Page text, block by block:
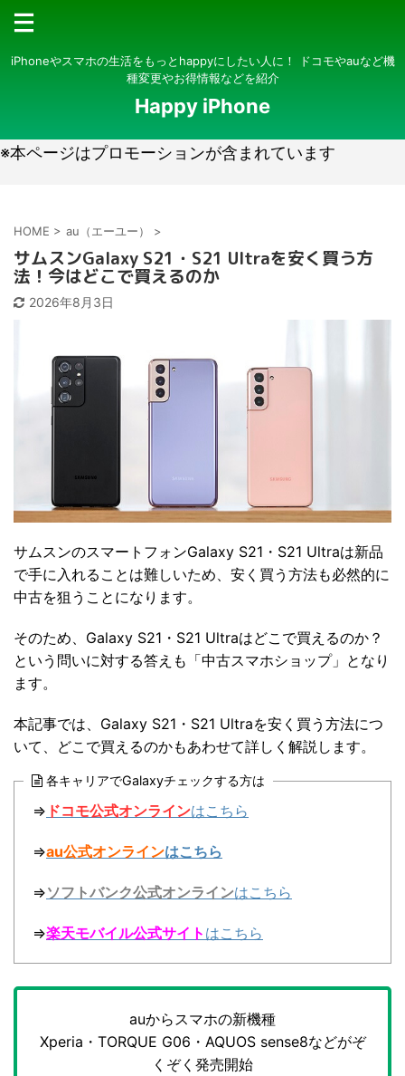
iPhoneやスマホの生活をもっとhappyにしたい人に！ ドコモやauなど機
種変更やお得情報などを紹介
Happy iPhone
※本ページはプロモーションが含まれています
HOME > au（エーユー） >
サムスンGalaxy S21・S21 Ultraを安く買う方
法！今はどこで買えるのか
2026年8月3日
サムスンのスマートフォンGalaxy S21・S21 Ultraは新品
で手に入れることは難しいため、安く買う方法も必然的に
中古を狙うことになります。
そのため、Galaxy S21・S21 Ultraはどこで買えるのか？
という問いに対する答えも「中古スマホショップ」となり
ます。
本記事では、Galaxy S21・S21 Ultraを安く買う方法につ
いて、どこで買えるのかもあわせて詳しく解説します。
各キャリアでGalaxyチェックする方は
⇒ ドコモ公式オンラインはこちら
⇒au公式オンラインはこちら
⇒ソフトバンク公式オンラインはこちら
⇒楽天モバイル公式サイト はこちら
auからスマホの新機種
Xperia・TORQUE G06・AQUOS sense8などがぞ
くぞく発売開始